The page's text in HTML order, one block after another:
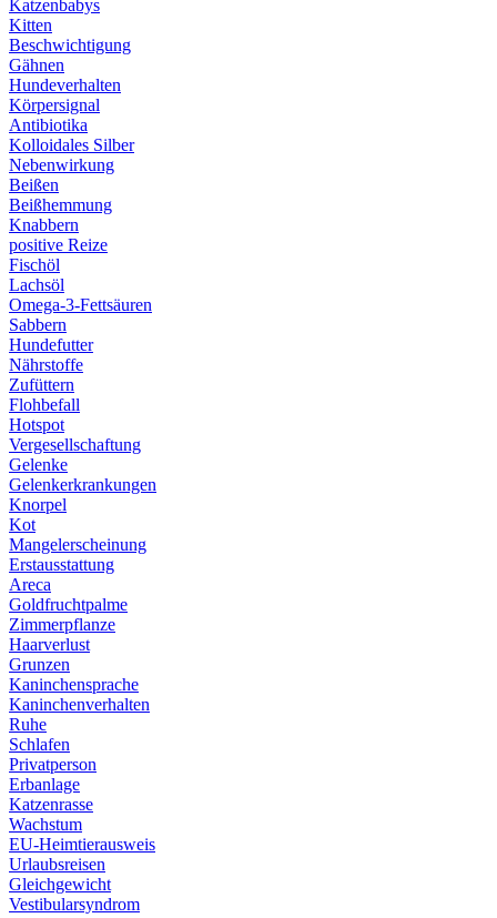
Katzenbabys
Kitten
Beschwichtigung
Gähnen
Hundeverhalten
Körpersignal
Antibiotika
Kolloidales Silber
Nebenwirkung
Beißen
Beißhemmung
Knabbern
positive Reize
Fischöl
Lachsöl
Omega-3-Fettsäuren
Sabbern
Hundefutter
Nährstoffe
Zufüttern
Flohbefall
Hotspot
Vergesellschaftung
Gelenke
Gelenkerkrankungen
Knorpel
Kot
Mangelerscheinung
Erstausstattung
Areca
Goldfruchtpalme
Zimmerpflanze
Haarverlust
Grunzen
Kaninchensprache
Kaninchenverhalten
Ruhe
Schlafen
Privatperson
Erbanlage
Katzenrasse
Wachstum
EU-Heimtierausweis
Urlaubsreisen
Gleichgewicht
Vestibularsyndrom